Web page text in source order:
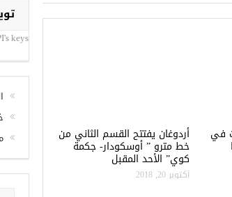
في أردوغان يفتتح القسم الثاني من
خط مترو ” أوسكودار- جكمة
كوي” الأحد المقبل
أكتوبر 20, 2018
keys